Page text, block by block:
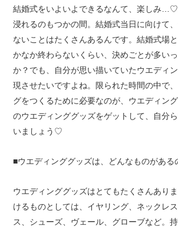
結婚式をいよいよできるなんて、楽しみ
浸れるのもつかの間。結婚式当日に向けて
ないことはたくさんあるんです。結婚式場
かなか終わらないくらい、決めごとが多い
か？でも、自分が思い描いていたウエディ
現させたいですよね。限られた時間の中で
グをつくるために必要なのが、ウエディン
のウエディンググッズをゲットして、自分
いましょう♡
■ウエディンググッズは、どんなものがある
ウエディンググッズはとてもたくさんあり
けるものとしては、イヤリング、ネックレ
ス、シューズ、ヴェール、グローブなど。